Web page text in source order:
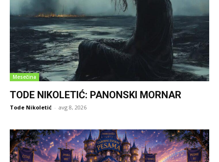
Mesečina
TODE NIKOLETIĆ: PANONSKI MORNAR
Tode Nikoletić - avg 8, 2026